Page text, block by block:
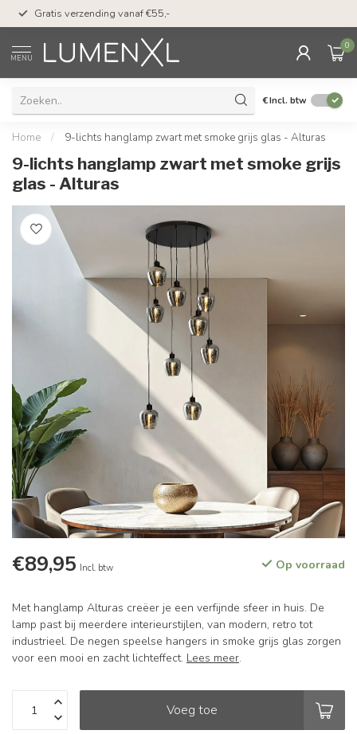
Gratis verzending vanaf €55,-
MENU
0
€Incl. btw
Home / 9-lichts hanglamp zwart met smoke grijs glas - Alturas
9-lichts hanglamp zwart met smoke grijs
glas - Alturas
€89,95 Incl. btw Op voorraad
Met hanglamp Alturas creëer je een verfijnde sfeer in huis. De
lamp past bij meerdere interieurstijlen, van modern, retro tot
industrieel. De negen speelse hangers in smoke grijs glas zorgen
voor een mooi en zacht lichteffect. Lees meer.
Voeg toe